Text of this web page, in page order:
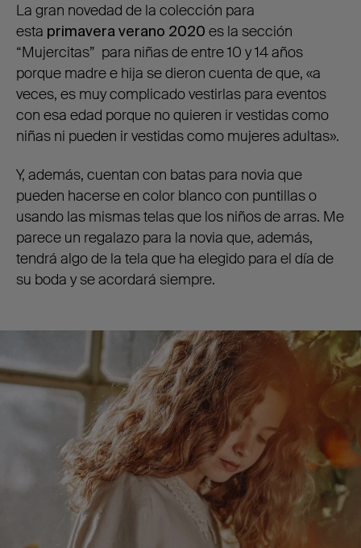
La gran novedad de la colección para
esta primavera verano 2020 es la sección
“Mujercitas” para niñas de entre 10 y 14 años
porque madre e hija se dieron cuenta de que, «a
veces, es muy complicado vestirlas para eventos
con esa edad porque no quieren ir vestidas como
niñas ni pueden ir vestidas como mujeres adultas».
Y, además, cuentan con batas para novia que
pueden hacerse en color blanco con puntillas o
usando las mismas telas que los niños de arras. Me
parece un regalazo para la novia que, además,
tendrá algo de la tela que ha elegido para el día de
su boda y se acordará siempre.